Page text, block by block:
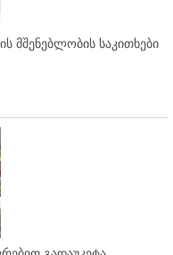
მშენებლობის საკითხები